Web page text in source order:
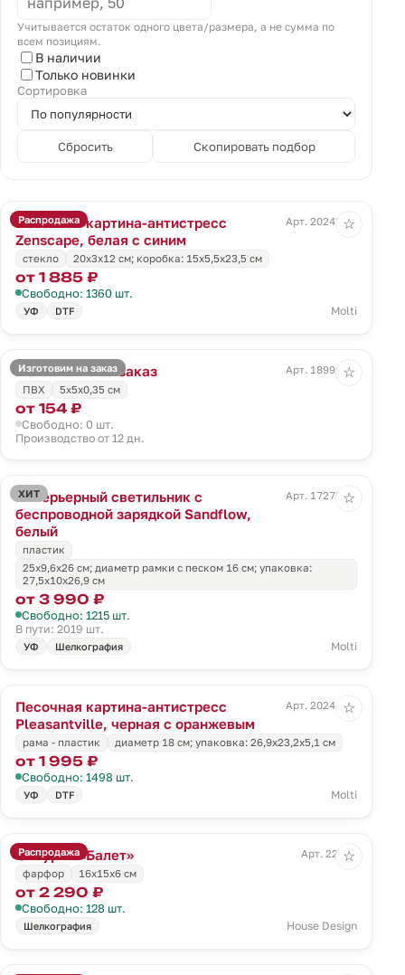
Учитывается остаток одного цвета/размера, а не сумма по
всем позициям.
В наличии
Только новинки
Сортировка
Сбросить Скопировать подбор
Распродажа
Песочная картина-антистресс
Zenscape, белая с синим
Арт. 20243.64
стекло 20х3х12 см; коробка: 15х5,5х23,5 см
от 1 885 ₽
Свободно: 1360 шт.
УФ DTF Molti
☆
Изготовим на заказ
Магнит Info на заказ
Арт. 18996.01
ПВХ
5х5х0,35 см
от 154 ₽
Свободно: 0 шт.
Производство от 12 дн.
☆
ХИТ
Интерьерный светильник с
беспроводной зарядкой Sandflow,
белый
Арт. 17279.60
пластик
25x9,6x26 см; диаметр рамки с песком 16 см; упаковка:
27,5x10x26,9 см
от 3 990 ₽
Свободно: 1215 шт.
В пути: 2019 шт.
УФ Шелкография Molti
☆
Песочная картина-антистресс
Pleasantville, черная с оранжевым
Арт. 20244.03
рама - пластик диаметр 18 см; упаковка: 26,9x23,2x5,1 см
от 1 995 ₽
Свободно: 1498 шт.
УФ DTF Molti
☆
Распродажа
Фигурка «Балет»
Арт. 22419
фарфор
16х15х6 см
от 2 290 ₽
Свободно: 128 шт.
Шелкография House Design
☆